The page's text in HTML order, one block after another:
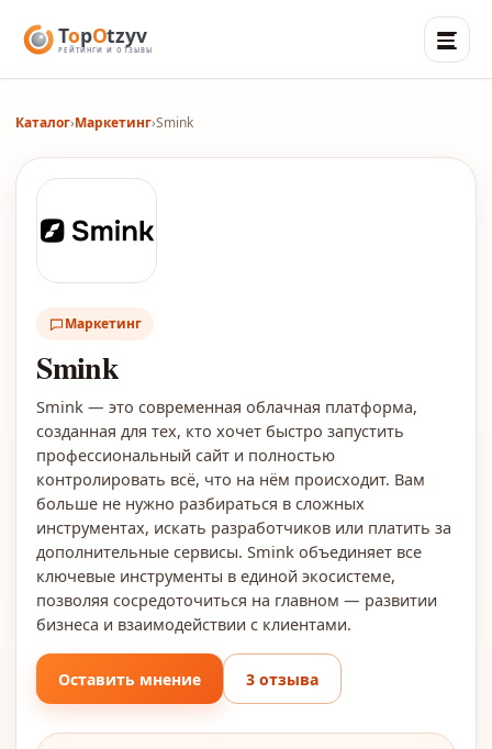
Каталог›Маркетинг›Smink
Маркетинг
Smink
Smink — это современная облачная платформа,
созданная для тех, кто хочет быстро запустить
профессиональный сайт и полностью
контролировать всё, что на нём происходит. Вам
больше не нужно разбираться в сложных
инструментах, искать разработчиков или платить за
дополнительные сервисы. Smink объединяет все
ключевые инструменты в единой экосистеме,
позволяя сосредоточиться на главном — развитии
бизнеса и взаимодействии с клиентами.
Оставить мнение 3 отзыва